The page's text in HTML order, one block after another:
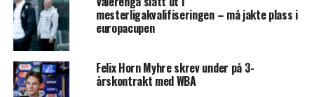
mesterligakvalifiseringen – må jakte plass i
europacupen
Felix Horn Myhre skrev under på 3-
årskontrakt med WBA